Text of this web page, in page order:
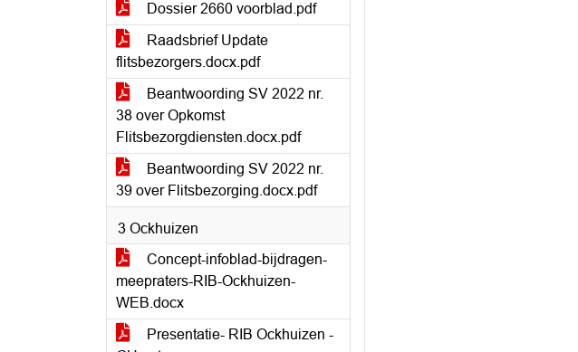
Dossier 2660 voorblad.pdf
Raadsbrief Update
flitsbezorgers.docx.pdf
Beantwoording SV 2022 nr.
38 over Opkomst
Flitsbezorgdiensten.docx.pdf
Beantwoording SV 2022 nr.
39 over Flitsbezorging.docx.pdf
3 Ockhuizen
Concept-infoblad-bijdragen-
meepraters-RIB-Ockhuizen-
WEB.docx
Presentatie- RIB Ockhuizen -